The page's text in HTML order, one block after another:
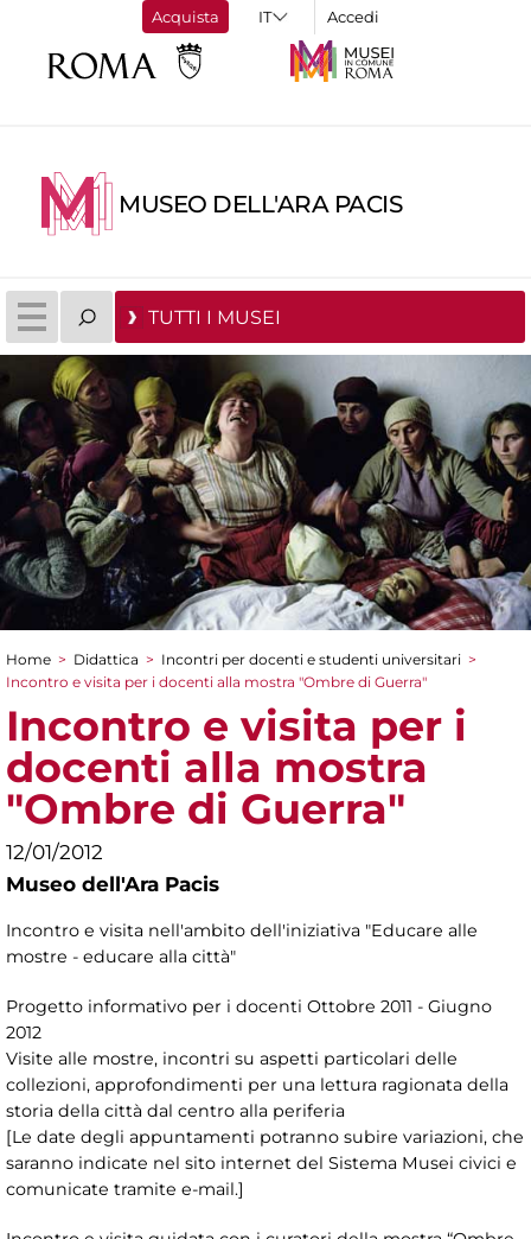
Acquista Accedi
MUSEO DELL'ARA PACIS
TUTTI I MUSEI
Tu sei qui
Home > Didattica > Incontri per docenti e studenti universitari >
Incontro e visita per i docenti alla mostra "Ombre di Guerra"
Incontro e visita per i
docenti alla mostra
"Ombre di Guerra"
12/01/2012
Museo dell'Ara Pacis
Incontro e visita nell'ambito dell'iniziativa "Educare alle
mostre - educare alla città"
Progetto informativo per i docenti Ottobre 2011 - Giugno
2012
Visite alle mostre, incontri su aspetti particolari delle
collezioni, approfondimenti per una lettura ragionata della
storia della città dal centro alla periferia
[Le date degli appuntamenti potranno subire variazioni, che
saranno indicate nel sito internet del Sistema Musei civici e
comunicate tramite e-mail.]